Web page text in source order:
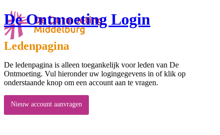
De Ontmoeting Login
Ledenpagina
De ledenpagina is alleen toegankelijk voor leden van De
Ontmoeting. Vul hieronder uw logingegevens in of klik op
onderstaande knop om een account aan te vragen.
Nieuw account aanvragen